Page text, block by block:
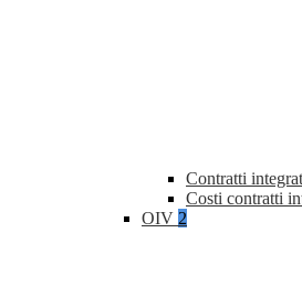
Contratti
Costi contratti
OIV 2